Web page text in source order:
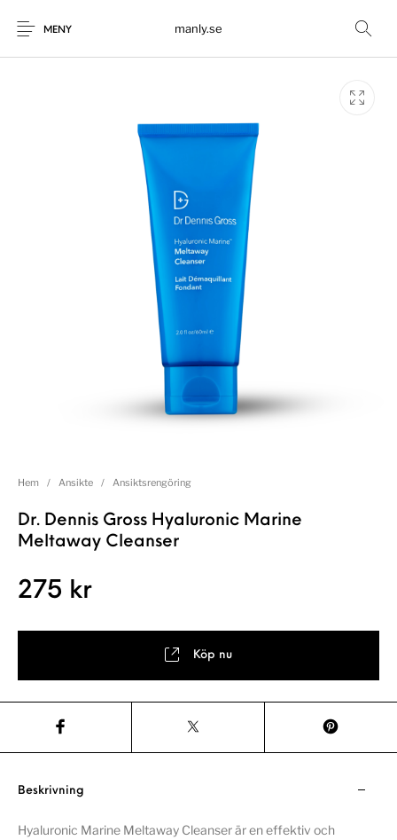
MENY manly.se
Hem / Ansikte / Ansiktsrengöring
Dr. Dennis Gross Hyaluronic Marine
Meltaway Cleanser
275 kr
Köp nu
Beskrivning
Hyaluronic Marine Meltaway Cleanser är en effektiv och